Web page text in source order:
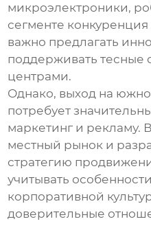
микроэлектроники,
сегменте
важно предлагать
поддерживать тесные
центрами.
Однако, выход на
потребует
маркетинг и рекламу.
местный рынок и
стратегию
учитывать
корпоративной
доверительные